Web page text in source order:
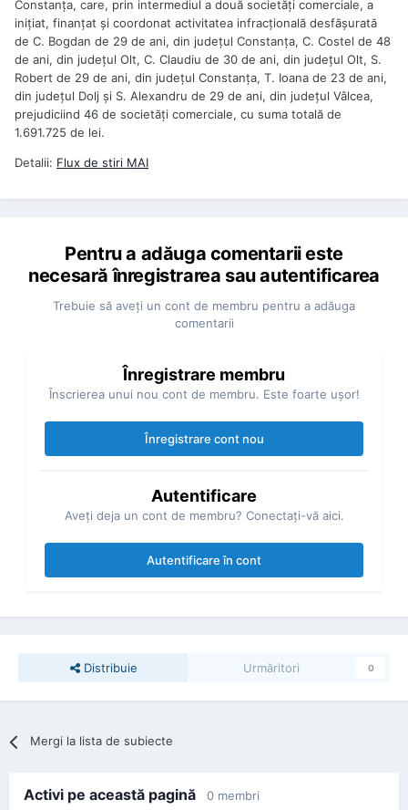
Constanţa, care, prin intermediul a două societăţi comerciale, a
iniţiat, finanţat şi coordonat activitatea infracţională desfăşurată
de C. Bogdan de 29 de ani, din judeţul Constanţa, C. Costel de 48
de ani, din judeţul Olt, C. Claudiu de 30 de ani, din judeţul Olt, S.
Robert de 29 de ani, din judeţul Constanţa, T. Ioana de 23 de ani,
din judeţul Dolj şi S. Alexandru de 29 de ani, din judeţul Vâlcea,
prejudiciind 46 de societăţi comerciale, cu suma totală de
1.691.725 de lei.
Detalii: Flux de stiri MAI
Pentru a adăuga comentarii este
necesară înregistrarea sau autentificarea
Trebuie să aveţi un cont de membru pentru a adăuga
comentarii
Înregistrare membru
Înscrierea unui nou cont de membru. Este foarte uşor!
Înregistrare cont nou
Autentificare
Aveţi deja un cont de membru? Conectaţi-vă aici.
Autentificare în cont
Distribuie Urmăritori 0
Mergi la lista de subiecte
Activi pe această pagină 0 membri